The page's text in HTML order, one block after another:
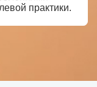
практики.